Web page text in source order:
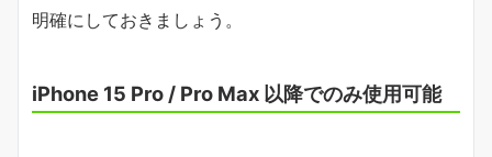
明確にしておきましょう。
iPhone 15 Pro / Pro Max 以降でのみ使用可能